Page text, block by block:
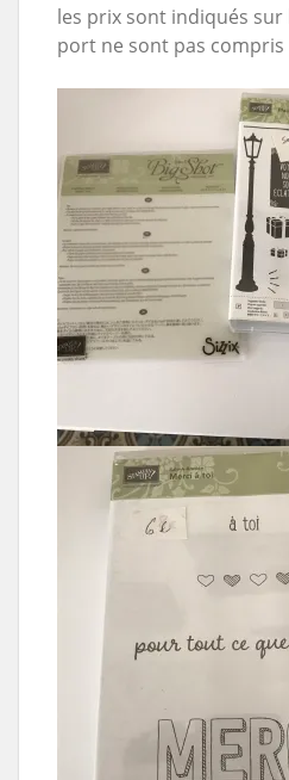
les prix sont indiqués sur
port ne sont pas compris